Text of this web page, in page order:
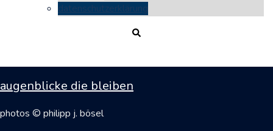
datenschutzerklärung
augenblicke die bleiben
photos © philipp j. bösel